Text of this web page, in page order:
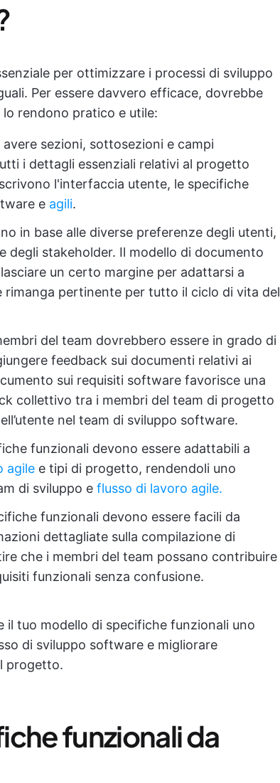
per ottimizzare i processi di sviluppo
Per essere davvero efficace, dovrebbe
rendono pratico e utile:
avere sezioni, sottosezioni e campi
i dettagli essenziali relativi al progetto
l'interfaccia utente, le specifiche
e agili.
in base alle diverse preferenze degli utenti,
degli stakeholder. Il modello di documento
un certo margine per adattarsi a
pertinente per tutto il ciclo di vita del
del team dovrebbero essere in grado di
feedback sui documenti relativi ai
sui requisiti software favorisce una
collettivo tra i membri del team di progetto
nel team di sviluppo software.
funzionali devono essere adattabili a
agile e tipi di progetto, rendendoli uno
di sviluppo e flusso di lavoro agile.
funzionali devono essere facili da
dettagliate sulla compilazione di
che i membri del team possano contribuire
funzionali senza confusione.
tuo modello di specifiche funzionali uno
di sviluppo software e migliorare
progetto.
funzionali da